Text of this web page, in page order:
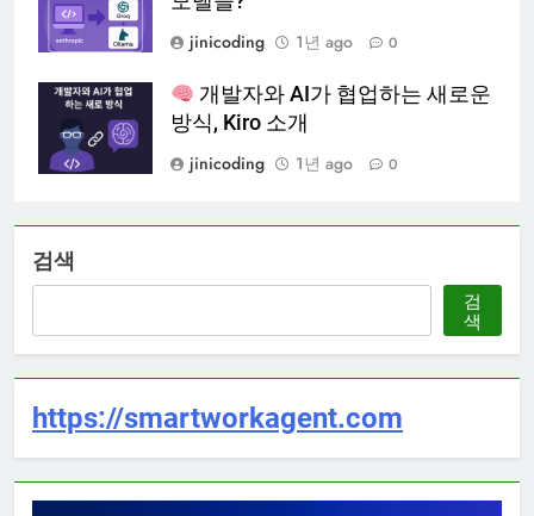
jinicoding
1년 ago 0
개발자와 AI가 협업하는 새로운
방식, Kiro 소개
jinicoding
1년 ago 0
검색
검
색
https://smartworkagent.com